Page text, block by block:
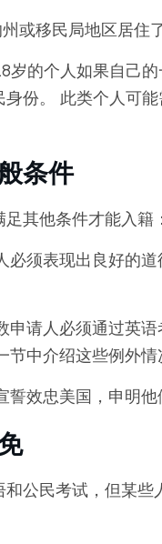
或移民局地区居住
岁的个人如果自己
份。 此类个人可
条件
其他条件才能入籍：
必须表现出良好的
申请人必须通过英
中介绍这些例外情
效忠美国，申明他
公民考试，但某